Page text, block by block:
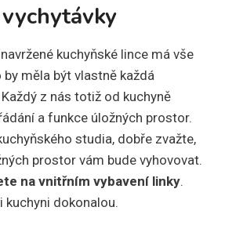
kuchyňské lince má vše
měla být vlastně každá
Každý z nás totiž od kuchyně
a funkce úložných prostor.
studia, dobře zvažte,
prostor vám bude vyhovovat.
na vnitřním vybavení linky.
kuchyni dokonalou.